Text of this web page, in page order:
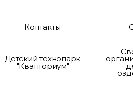
Контакты
Детский технопарк
"Кванториум"